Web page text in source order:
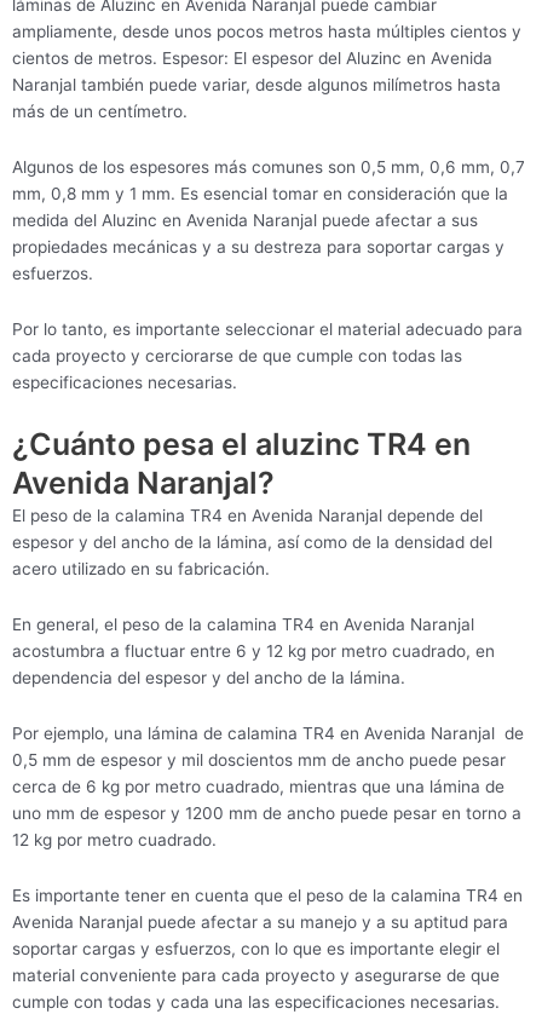
láminas de Aluzinc en Avenida Naranjal puede cambiar
ampliamente, desde unos pocos metros hasta múltiples cientos y
cientos de metros. Espesor: El espesor del Aluzinc en Avenida
Naranjal también puede variar, desde algunos milímetros hasta
más de un centímetro.
Algunos de los espesores más comunes son 0,5 mm, 0,6 mm, 0,7
mm, 0,8 mm y 1 mm. Es esencial tomar en consideración que la
medida del Aluzinc en Avenida Naranjal puede afectar a sus
propiedades mecánicas y a su destreza para soportar cargas y
esfuerzos.
Por lo tanto, es importante seleccionar el material adecuado para
cada proyecto y cerciorarse de que cumple con todas las
especificaciones necesarias.
¿Cuánto pesa el aluzinc TR4 en
Avenida Naranjal?
El peso de la calamina TR4 en Avenida Naranjal depende del
espesor y del ancho de la lámina, así como de la densidad del
acero utilizado en su fabricación.
En general, el peso de la calamina TR4 en Avenida Naranjal
acostumbra a fluctuar entre 6 y 12 kg por metro cuadrado, en
dependencia del espesor y del ancho de la lámina.
Por ejemplo, una lámina de calamina TR4 en Avenida Naranjal de
0,5 mm de espesor y mil doscientos mm de ancho puede pesar
cerca de 6 kg por metro cuadrado, mientras que una lámina de
uno mm de espesor y 1200 mm de ancho puede pesar en torno a
12 kg por metro cuadrado.
Es importante tener en cuenta que el peso de la calamina TR4 en
Avenida Naranjal puede afectar a su manejo y a su aptitud para
soportar cargas y esfuerzos, con lo que es importante elegir el
material conveniente para cada proyecto y asegurarse de que
cumple con todas y cada una las especificaciones necesarias.